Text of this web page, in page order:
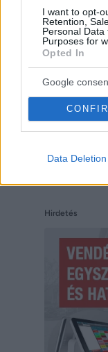
I want to opt-
Retention,
Personal
Purposes for
Opted In
Google
Data Deletion
Hirdetés